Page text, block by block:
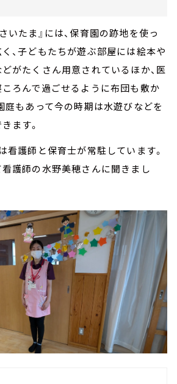
いたま』には、保育園の跡地を使っ
、子どもたちが遊ぶ部屋には絵本や
がたくさん用意されているほか、医
ろんで過ごせるように布団も敷か
庭もあって今の時期は水遊びなどを
ます。
看護師と保育士が常駐しています。
護師の水野美穂さんに聞きまし